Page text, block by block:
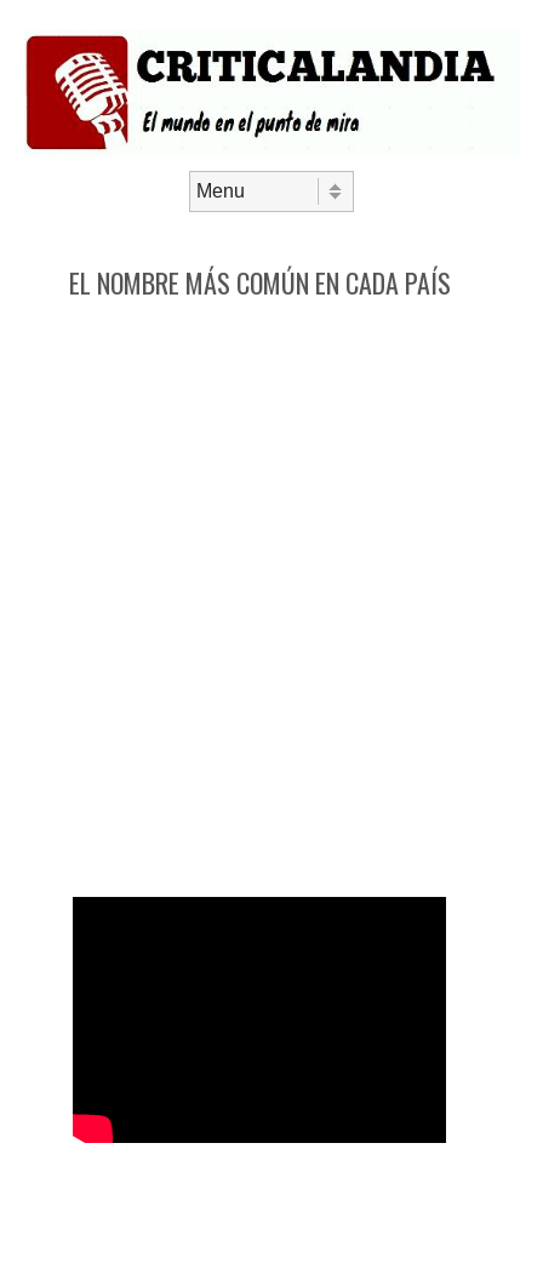
EL NOMBRE MÁS COMÚN EN CADA PAÍS